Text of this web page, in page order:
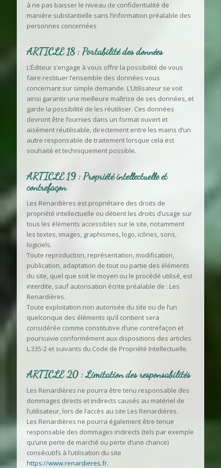
à ne pas baisser le niveau de confidentialité de
manière substantielle sans l’information préalable des
personnes concernées
ARTICLE 18 : Portabilité des données
L’Éditeur s’engage à vous offrir la possibilité de vous
faire restituer l’ensemble des données vous
concernant sur simple demande. L’Utilisateur se voit
ainsi garantir une meilleure maîtrise de ses données, et
garde la possibilité de les réutiliser. Ces données
devront être fournies dans un format ouvert et
aisément réutilisable, directement entre les mains d’un
autre responsable de traitement lorsque cela est
souhaité et techniquement possible.
ARTICLE 19 : Propriété intellectuelle et
contrefaçon
Les Renardières est propriétaire des droits de
propriété intellectuelle ou détient les droits d’usage sur
tous les éléments accessibles sur le site, notamment
les textes, images, graphismes, logo, icônes, sons,
logiciels.
Toute reproduction, représentation, modification,
publication, adaptation de tout ou partie des éléments
du site, quel que soit le moyen ou le procédé utilisé, est
interdite, sauf autorisation écrite préalable de : Les
Renardières.
Toute exploitation non autorisée du site ou de l’un
quelconque des éléments qu’il contient sera
considérée comme constitutive d’une contrefaçon et
poursuivie conformément aux dispositions des articles
L.335-2 et suivants du Code de Propriété Intellectuelle.
ARTICLE 20 : Limitation des responsabilités
Les Renardières ne pourra être tenu responsable des
dommages directs et indirects causés au matériel de
l’utilisateur, lors de l’accès au site Les Renardières.
Les Renardières ne pourra également être tenue
responsable des dommages indirects (tels par exemple
qu’une perte de marché ou perte d’une chance)
consécutifs à l’utilisation du site
https://www.renardieres.fr.